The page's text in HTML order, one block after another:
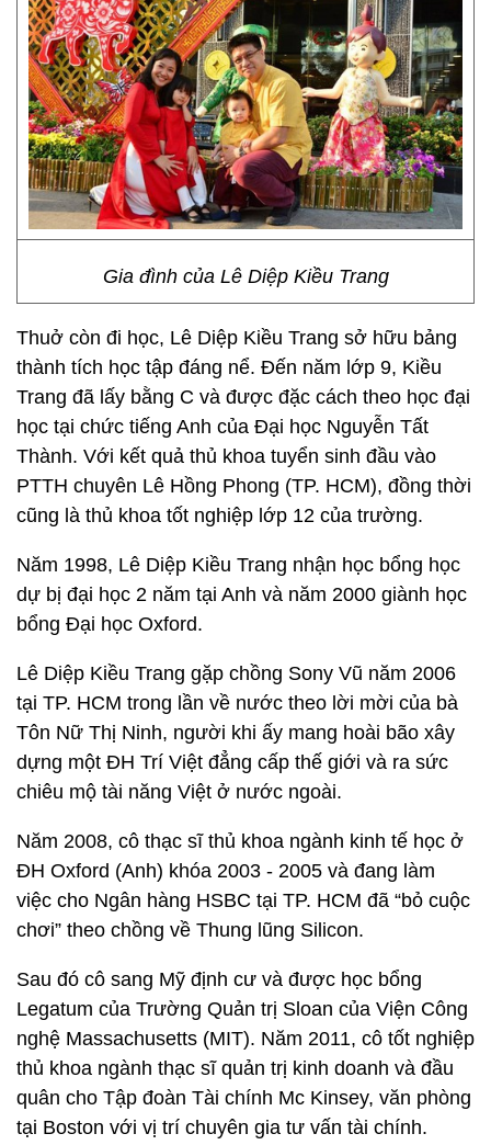
Gia đình của Lê Diệp Kiều Trang
Thuở còn đi học, Lê Diệp Kiều Trang sở hữu bảng
thành tích học tập đáng nể. Đến năm lớp 9, Kiều
Trang đã lấy bằng C và được đặc cách theo học đại
học tại chức tiếng Anh của Đại học Nguyễn Tất
Thành. Với kết quả thủ khoa tuyển sinh đầu vào
PTTH chuyên Lê Hồng Phong (TP. HCM), đồng thời
cũng là thủ khoa tốt nghiệp lớp 12 của trường.
Năm 1998, Lê Diệp Kiều Trang nhận học bổng học
dự bị đại học 2 năm tại Anh và năm 2000 giành học
bổng Đại học Oxford.
Lê Diệp Kiều Trang gặp chồng Sony Vũ năm 2006
tại TP. HCM trong lần về nước theo lời mời của bà
Tôn Nữ Thị Ninh, người khi ấy mang hoài bão xây
dựng một ĐH Trí Việt đẳng cấp thế giới và ra sức
chiêu mộ tài năng Việt ở nước ngoài.
Năm 2008, cô thạc sĩ thủ khoa ngành kinh tế học ở
ĐH Oxford (Anh) khóa 2003 - 2005 và đang làm
việc cho Ngân hàng HSBC tại TP. HCM đã “bỏ cuộc
chơi” theo chồng về Thung lũng Silicon.
Sau đó cô sang Mỹ định cư và được học bổng
Legatum của Trường Quản trị Sloan của Viện Công
nghệ Massachusetts (MIT). Năm 2011, cô tốt nghiệp
thủ khoa ngành thạc sĩ quản trị kinh doanh và đầu
quân cho Tập đoàn Tài chính Mc Kinsey, văn phòng
tại Boston với vị trí chuyên gia tư vấn tài chính.